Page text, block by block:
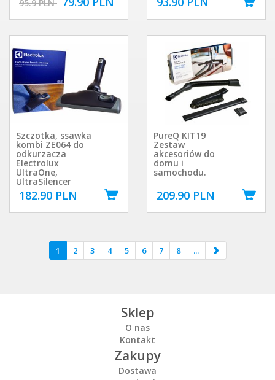
95.9 PLN
Szczotka, ssawka
kombi ZE064 do
odkurzacza
Electrolux
UltraOne,
UltraSilencer
182.90 PLN
PureQ KIT19
Zestaw
akcesoriów do
domu i
samochodu.
209.90 PLN
1 2 3 4 5 6 7 8 ...
Sklep
O nas
Kontakt
Zakupy
Dostawa